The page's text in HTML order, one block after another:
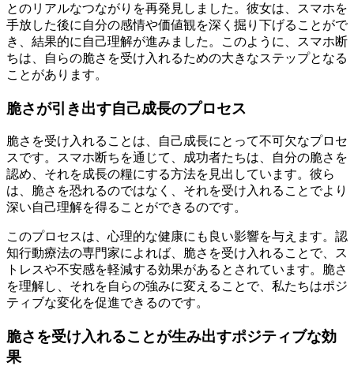
とのリアルなつながりを再発見しました。彼女は、スマホを
手放した後に自分の感情や価値観を深く掘り下げることがで
き、結果的に自己理解が進みました。このように、スマホ断
ちは、自らの脆さを受け入れるための大きなステップとなる
ことがあります。
脆さが引き出す自己成長のプロセス
脆さを受け入れることは、自己成長にとって不可欠なプロセ
スです。スマホ断ちを通じて、成功者たちは、自分の脆さを
認め、それを成長の糧にする方法を見出しています。彼ら
は、脆さを恐れるのではなく、それを受け入れることでより
深い自己理解を得ることができるのです。
このプロセスは、心理的な健康にも良い影響を与えます。認
知行動療法の専門家によれば、脆さを受け入れることで、ス
トレスや不安感を軽減する効果があるとされています。脆さ
を理解し、それを自らの強みに変えることで、私たちはポジ
ティブな変化を促進できるのです。
脆さを受け入れることが生み出すポジティブな効
果